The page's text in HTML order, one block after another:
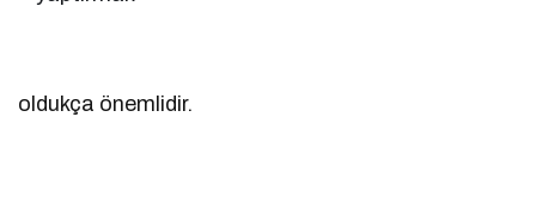
oldukça önemlidir.